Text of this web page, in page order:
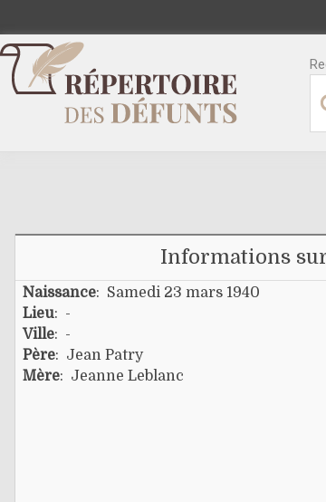
Informations
Naissance: Samedi 23 mars 1940
Lieu: -
Ville: -
Père: Jean Patry
Mère: Jeanne Leblanc